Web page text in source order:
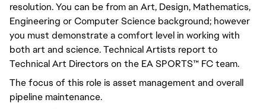
resolution. You can be from an Art, Design, Mathematics,
Engineering or Computer Science background; however
you must demonstrate a comfort level in working with
both art and science. Technical Artists report to
Technical Art Directors on the EA SPORTS™ FC team.
The focus of this role is asset management and overall
pipeline maintenance.